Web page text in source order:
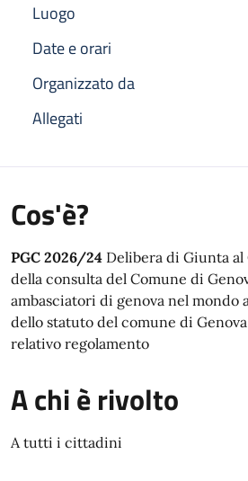
Luogo
Date e orari
Organizzato da
Allegati
Cos'è?
PGC 2026/24 Delibera di Giunta
della consulta del Comune di
ambasciatori di genova nel mondo
dello statuto del comune di
relativo regolamento
A chi è rivolto
A tutti i cittadini